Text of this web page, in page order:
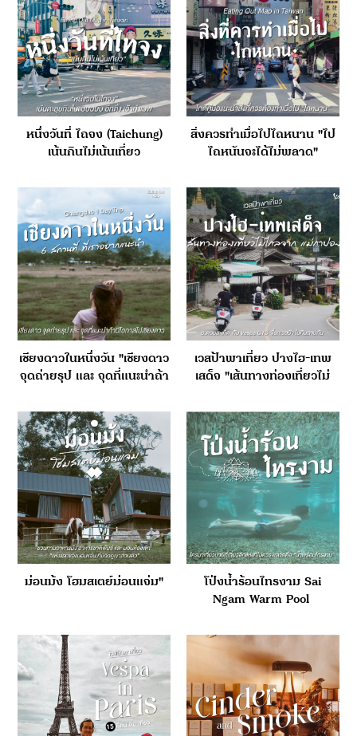
หนึ่งวันที่ ไถจง (Taichung)
เน้นกินไม่เน้นเที่ยว
สิ่งควรทำเมื่อไปไถหนาน "ไป
ไถหนันจะได้ไม่พลาด"
เชียงดาวในหนึ่งวัน "เชียงดาว
จุดถ่ายรุป และ จุดที่แนะนำถ้า
เวสป้าพาเที่ยว ปางไฮ-เทพ
เสด็จ "เส้นทางท่องเที่ยวไม่
ม่อนม้ง โฮมสเตย์ม่อนแจ่ม"
โป่งน้ำร้อนไทรงาม Sai
Ngam Warm Pool